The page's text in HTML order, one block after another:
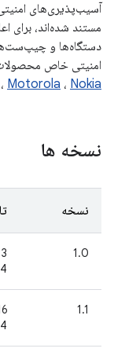
آسیب‌پذیری‌های
مستند شده‌اند، برای
امنیتی خاص محصولات
، Motorola ، Nokia
نسخه ها
نسخه
1.0
1.1